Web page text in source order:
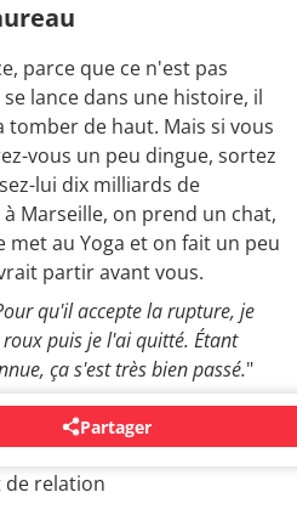
parce que ce n'est pas
lance dans une histoire, il
tomber de haut. Mais si vous
vous un peu dingue, sortez
lui dix milliards de
Marseille, on prend un chat,
au Yoga et on fait un peu
partir avant vous.
qu'il accepte la rupture, je
puis je l'ai quitté. Étant
ça s'est très bien passé."
Partager
relation